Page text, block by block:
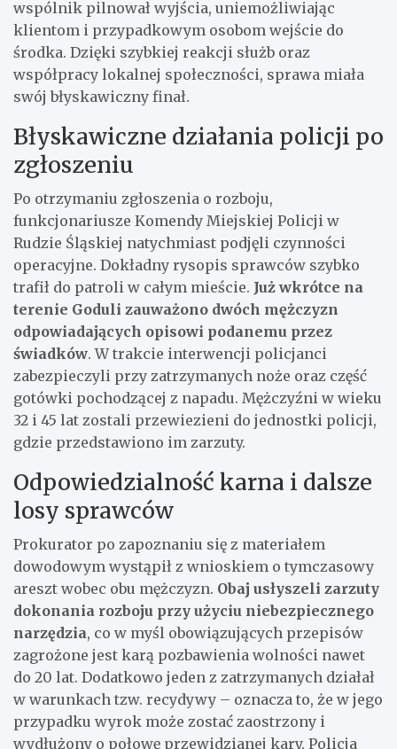
wspólnik pilnował wyjścia, uniemożliwiając
klientom i przypadkowym osobom wejście do
środka. Dzięki szybkiej reakcji służb oraz
współpracy lokalnej społeczności, sprawa miała
swój błyskawiczny finał.
Błyskawiczne działania policji po
zgłoszeniu
Po otrzymaniu zgłoszenia o rozboju,
funkcjonariusze Komendy Miejskiej Policji w
Rudzie Śląskiej natychmiast podjęli czynności
operacyjne. Dokładny rysopis sprawców szybko
trafił do patroli w całym mieście. Już wkrótce na
terenie Goduli zauważono dwóch mężczyzn
odpowiadających opisowi podanemu przez
świadków. W trakcie interwencji policjanci
zabezpieczyli przy zatrzymanych noże oraz część
gotówki pochodzącej z napadu. Mężczyźni w wieku
32 i 45 lat zostali przewiezieni do jednostki policji,
gdzie przedstawiono im zarzuty.
Odpowiedzialność karna i dalsze
losy sprawców
Prokurator po zapoznaniu się z materiałem
dowodowym wystąpił z wnioskiem o tymczasowy
areszt wobec obu mężczyzn. Obaj usłyszeli zarzuty
dokonania rozboju przy użyciu niebezpiecznego
narzędzia, co w myśl obowiązujących przepisów
zagrożone jest karą pozbawienia wolności nawet
do 20 lat. Dodatkowo jeden z zatrzymanych działał
w warunkach tzw. recydywy – oznacza to, że w jego
przypadku wyrok może zostać zaostrzony i
wydłużony o połowę przewidzianej kary. Policja